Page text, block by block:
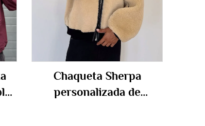
Chaqueta Sherpa
personalizada de